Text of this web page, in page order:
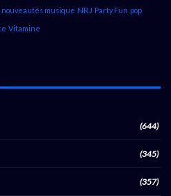
nouveautés musique NRJ Party Fun pop
Vitamine
(644)
(345)
(357)